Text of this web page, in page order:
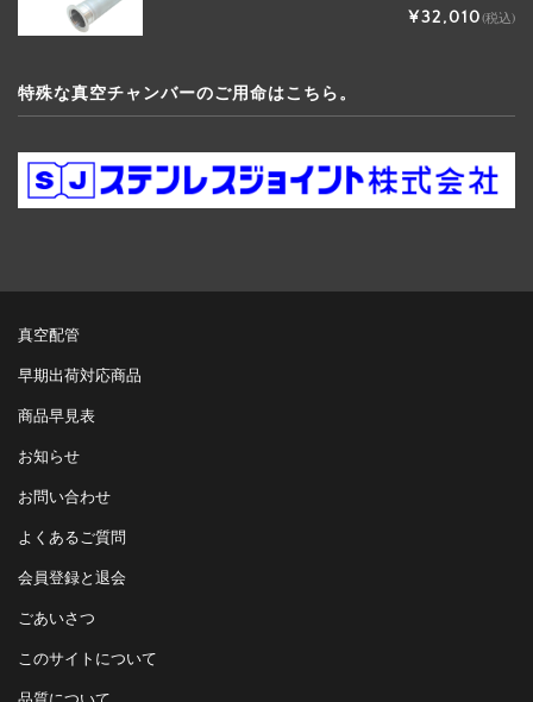
¥32,010(税込)
特殊な真空チャンバーのご用命はこちら。
真空配管
早期出荷対応商品
商品早見表
お知らせ
お問い合わせ
よくあるご質問
会員登録と退会
ごあいさつ
このサイトについて